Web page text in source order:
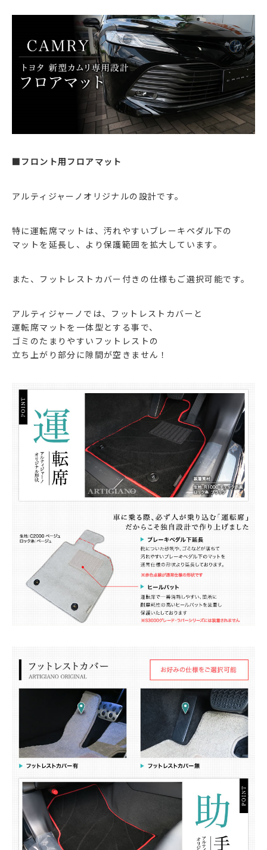
■フロント用フロアマット
アルティジャーノオリジナルの設計です。
特に運転席マットは、汚れやすいブレーキペダル下の
マットを延長し、より保護範囲を拡大しています。
また、フットレストカバー付きの仕様もご選択可能です。
アルティジャーノでは、フットレストカバーと
運転席マットを一体型とする事で、
ゴミのたまりやすいフットレストの
立ち上がり部分に隙間が空きません！